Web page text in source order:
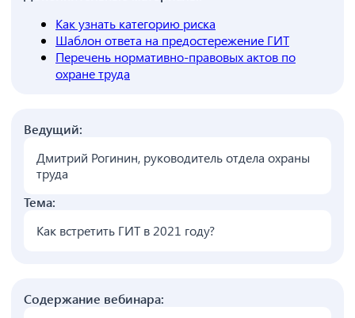
Как узнать категорию риска
Шаблон ответа на предостережение ГИТ
Перечень нормативно-правовых актов по
охране труда
Ведущий:
Дмитрий Рогинин, руководитель отдела охраны
труда
Тема:
Как встретить ГИТ в 2021 году?
Содержание вебинара: